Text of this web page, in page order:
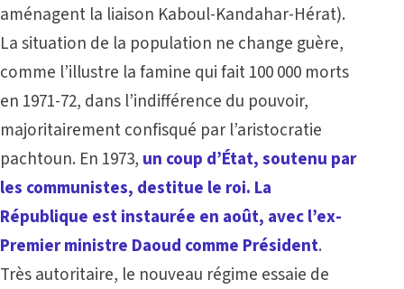
aménagent la liaison Kaboul-Kandahar-Hérat).
La situation de la population ne change guère,
comme l’illustre la famine qui fait 100 000 morts
en 1971-72, dans l’indifférence du pouvoir,
majoritairement confisqué par l’aristocratie
pachtoun. En 1973, un coup d’État, soutenu par
les communistes, destitue le roi. La
République est instaurée en août, avec l’ex-
Premier ministre Daoud comme Président.
Très autoritaire, le nouveau régime essaie de